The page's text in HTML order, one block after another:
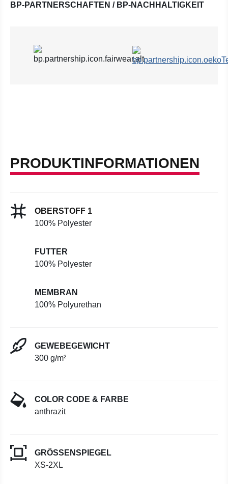
BP-PARTNERSCHAFTEN / BP-NACHHALTIGKEIT
PRODUKTINFORMATIONEN
OBERSTOFF 1
100% Polyester
FUTTER
100% Polyester
MEMBRAN
100% Polyurethan
GEWEBEGEWICHT
300 g/m²
COLOR CODE & FARBE
anthrazit
GRÖSSENSPIEGEL
XS-2XL